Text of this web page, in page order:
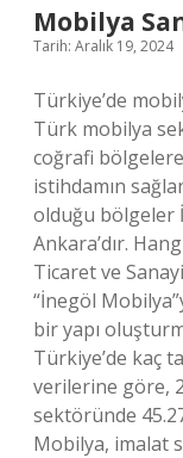
Mobilya
Tarih: Aralık 19, 2024
Türkiye’de
Türk mobilya
coğrafi bölgelere
istihdamın
olduğu bölgeler
Ankara’dır.
Ticaret ve
“İnegöl
bir yapı
Türkiye’de kaç
verilerine göre,
sektöründe
Mobilya, imalat